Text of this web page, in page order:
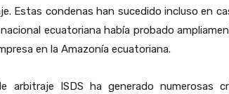
Estas condenas han sucedido incluso en
ecuatoriana había probado
en la Amazonía ecuatoriana.
arbitraje ISDS ha generado numerosas